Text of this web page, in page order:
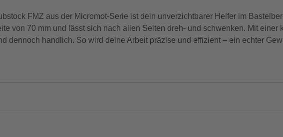
FMZ aus der Micromot-Serie ist dein unverzichtbarer Helfer im
von 70 mm und lässt sich nach allen Seiten dreh- und schwenken. Mit einer
dennoch handlich. So wird deine Arbeit präzise und effizient – ein echter